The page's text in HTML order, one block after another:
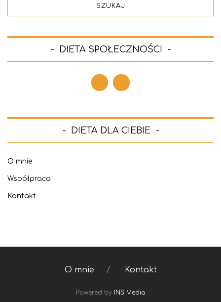
DIETA SPOŁECZNOŚCI
DIETA DLA CIEBIE
O mnie
Współpraca
Kontakt
O mnie Kontakt
Powered by INS Media